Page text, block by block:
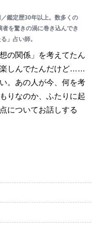
鑑定歴30年以上。数多くの
を驚きの渦に巻き込んでき
」占い師。
の関係」を考えてたん
楽しんでたんだけど……
。あの人が今、何を考
りなのか、ふたりに起
についてお話しする